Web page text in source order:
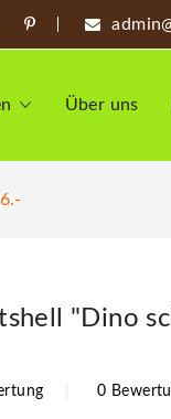
Über uns
"Dino
0